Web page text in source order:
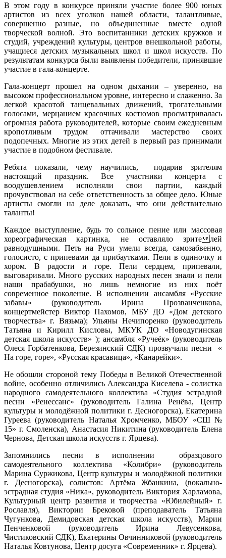
В этом году в конкурсе приняли участие более 900 юных
артистов из всех уголков нашей области, талантливые,
совершенно разные, но объединенные вместе одной
творческой волной. Это воспитанники детских кружков и
студий, учреждений культуры, центров внешкольной работы,
учащиеся детских музыкальных школ и школ искусств. По
результатам конкурса были выявлены победители, принявшие
участие в гала-концерте.
Гала-концерт прошел на одном дыхании – уверенно, на
высоком профессиональном уровне, интересно и слаженно. За
легкой красотой танцевальных движений, трогательными
голосами, мерцанием красочных костюмов просматривалась
огромная работа руководителей, которые своим ежедневным
кропотливым трудом оттачивали мастерство своих
подопечных. Многие из этих детей в первый раз принимали
участие в подобном фестивале.
Ребята показали, чему научились, подарив зрителям
настоящий праздник. Все участники концерта с
воодушевлением исполняли свои партии, каждый
прочувствовал на себе ответственность за общее дело. Юные
артисты смогли на деле доказать, что они действительно
таланты!
Каждое выступление, будь то сольное пение или массовая
хореографическая картинка, не оставляло зрителей
равнодушными. Петь на Руси умели всегда, самозабвенно,
голосисто, с припевами да прибаутками. Пели в одиночку и
хором. В радости и горе. Пели сердцем, припевали,
выговаривали. Много русских народных песен знали и пели
наши прабабушки, но лишь немногие из них поёт
современное поколение. В исполнении ансамбля «Русские
забавы» (руководитель Ирина Прозванченкова,
концертмейстер Виктор Пахомов, МБУ ДО «Дом детского
творчества» г. Вязьма); Ульяны Нечипоренко (руководитель
Татьяна и Кирилл Кисловы, МКУК ДО «Новодугинская
детская школа искусств» ); ансамбля «Ручеёк» (руководитель
Олеся Горбатенкова, Березинский СДК) прозвучали песни «
На горе, горе», «Русская красавица», «Канарейки».
Не обошли стороной тему Победы в Великой Отечественной
войне, особенно отличились Александра Киселева - солистка
народного самодеятельного коллектива «Студия эстрадной
песни «Ренессанс» (руководитель Галина Ренёва, Центр
культуры и молодёжной политики г. Десногорска), Екатерина
Гуреева (руководитель Наталья Хромченко, МБОУ «СШ №
15» г. Смоленска), Анастасия Никитина (руководитель Елена
Чернова, Детская школа искусств г. Ярцева).
Запомнились песни в исполнении образцового
самодеятельного коллектива «Колибри» (руководитель
Марина Суржикова, Центр культуры и молодёжной политики
г. Десногорска), солистов: Артёма Жбанкина, (вокально-
эстрадная студия «Ника», руководитель Виктория Харламова,
Культурный центр развития и творчества «Юбилейный» г.
Рославля), Виктории Брековой (преподаватель Татьяна
Чугункова, Демидовская детская школа искусств), Марии
Пенченковой (руководитель Ирина Левусенкова,
Чистиковский СДК), Екатерины Овчинниковой (руководитель
Наталья Ковтунова, Центр досуга «Современник» г. Ярцева).